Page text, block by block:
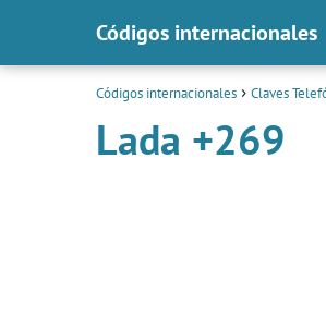
Códigos internacionales
Códigos internacionales Claves
Lada +269